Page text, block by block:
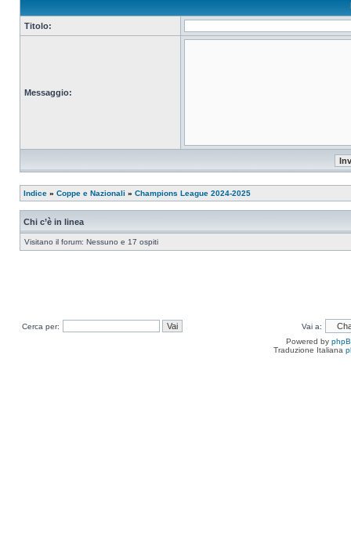
Titolo:
Messaggio:
Indice » Coppe e Nazionali » Champions League 2024-2025
Chi c’è in linea
Visitano il forum: Nessuno e 17 ospiti
Cerca per:
Vai a:
Powered by
Traduzione Italiana